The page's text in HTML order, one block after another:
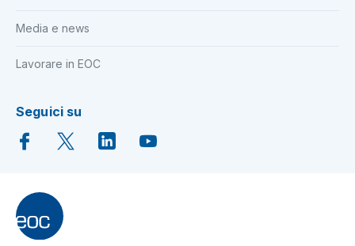
Media e news
Lavorare in EOC
Seguici su